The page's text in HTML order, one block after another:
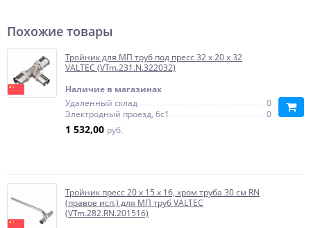
Похожие товары
Тройник для МП труб под пресс 32 х 20 х 32
VALTEC (VTm.231.N.322032)
Наличие в магазинах
Удаленный склад
0
Электродный проезд, 6с1
0
1 532,00 руб.
Тройник пресс 20 х 15 х 16, хром труба 30 см RN
(правое исп.) для МП труб VALTEC
(VTm.282.RN.201516)